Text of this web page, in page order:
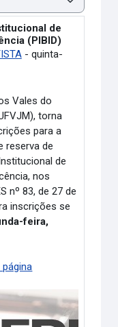
de
(PIBID)
- quinta-
Vales do
torna
para a
reserva de
de
nos
nº 83, de 27 de
inscrições se
feira,